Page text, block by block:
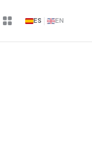
ES EN